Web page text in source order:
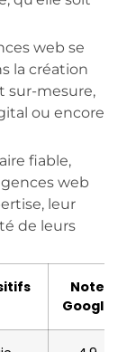
web se
la création
sur-mesure,
ou encore
fiable,
web
leur
de leurs
Note
Google